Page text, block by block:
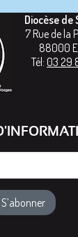
Diocèse de
7 Rue de la
88000
Tél: 03 29